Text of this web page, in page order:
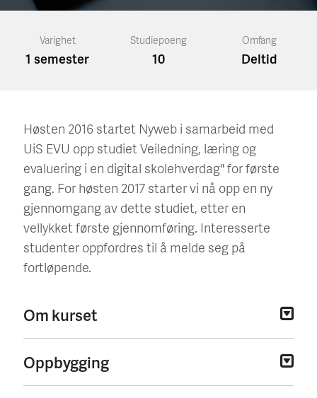
Varighet
1 semester
Studiepoeng
10
Omfang
Deltid
Høsten 2016 startet Nyweb i samarbeid med
UiS EVU opp studiet Veiledning, læring og
evaluering i en digital skolehverdag" for første
gang. For høsten 2017 starter vi nå opp en ny
gjennomgang av dette studiet, etter en
vellykket første gjennomføring. Interesserte
studenter oppfordres til å melde seg på
fortløpende.
Om kurset
Oppbygging